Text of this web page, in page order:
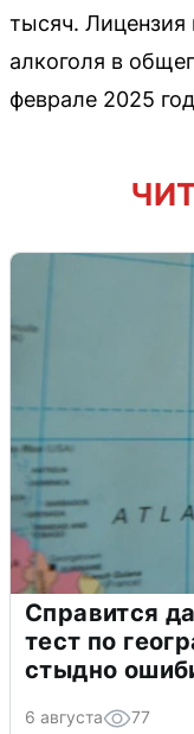
тысяч.
алкоголя в
феврале 2025
Справится
тест по
стыдно
6 августа 77